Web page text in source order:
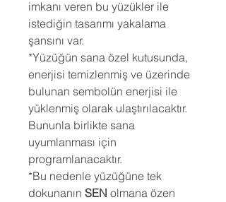
imkanı veren bu yüzükler ile
istediğin tasarımı yakalama
şansını var.
*Yüzüğün sana özel kutusunda,
enerjisi temizlenmiş ve üzerinde
bulunan sembolün enerjisi ile
yüklenmiş olarak ulaştırılacaktır.
Bununla birlikte sana
uyumlanması için
programlanacaktır.
*Bu nedenle yüzüğüne tek
dokunanın SEN olmana özen